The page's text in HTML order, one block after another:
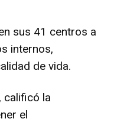
sus 41 centros a
internos,
de vida.
calificó la
el